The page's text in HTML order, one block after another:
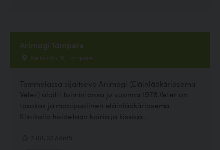
Animagi Tampere
Peltokatu 16, Tampere
Tammelassa sijaitseva Animagi (Eläinlääkäriasema
Veter) aloitti toimintansa jo vuonna 1978.Veter on
tasokas ja monipuolinen eläinlääkäriasema.
Klinikalla hoidetaan koiria ja kissoja...